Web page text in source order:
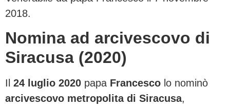
2018.
Nomina ad arcivescovo di
Siracusa (2020)
Il 24 luglio 2020 papa Francesco lo nominò
arcivescovo metropolita di Siracusa,